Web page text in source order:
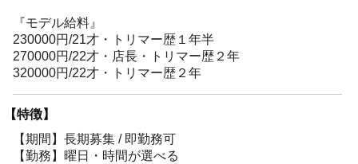
『モデル給料』
230000円/21才・トリマー歴１年半
270000円/22才・店長・トリマー歴２年
320000円/22才・トリマー歴２年
【特徴】
【期間】長期募集 / 即勤務可
【勤務】曜日・時間が選べる